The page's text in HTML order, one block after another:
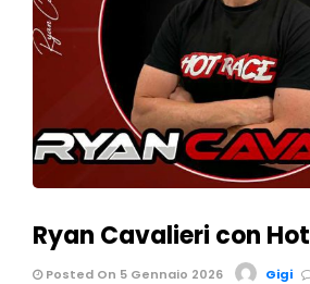
Ryan Cavalieri con
Posted On 5 Gennaio 2026 Gigi